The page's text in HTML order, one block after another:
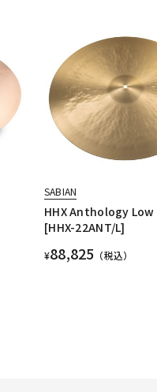
SABIAN
HHX Anthology Low
[HHX-22ANT/L]
¥88,825 （税込）